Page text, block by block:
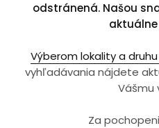
odstránená. Našou
Výberom lokality a
vyhľadávania nájdete
Vášmu
Za